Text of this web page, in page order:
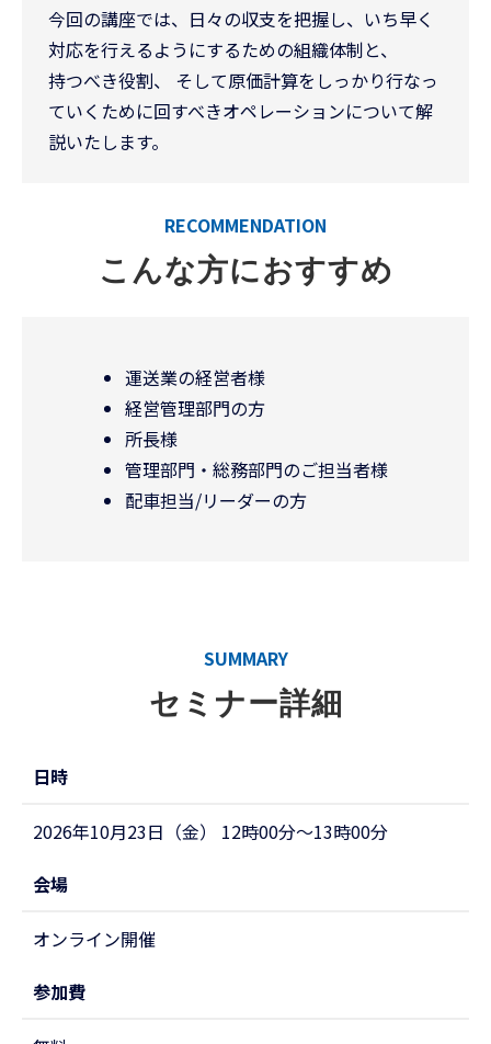
今回の講座では、日々の収支を把握し、いち早く
対応を行えるようにするための組織体制と、
持つべき役割、 そして原価計算をしっかり行なっ
ていくために回すべきオペレーションについて解
説いたします。
RECOMMENDATION
こんな方におすすめ
運送業の経営者様
経営管理部門の方
所長様
管理部門・総務部門のご担当者様
配車担当/リーダーの方
SUMMARY
セミナー詳細
日時
2026年10月23日（金） 12時00分～13時00分
会場
オンライン開催
参加費